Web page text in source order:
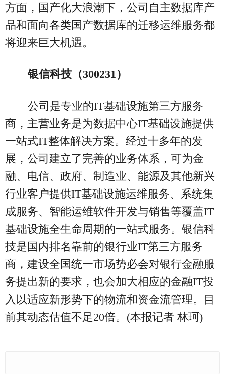
方面，国产化大浪潮下，公司自主数据库产
品和面向各类国产数据库的迁移运维服务都
将迎来巨大机遇。
银信科技（300231）
公司是专业的IT基础设施第三方服务
商，主营业务是为数据中心IT基础设施提供
一站式IT整体解决方案。经过十多年的发
展，公司建立了完善的业务体系，可为金
融、电信、政府、制造业、能源及其他新兴
行业客户提供IT基础设施运维服务、系统集
成服务、智能运维软件开发与销售等覆盖IT
基础设施全生命周期的一站式服务。银信科
技是国内排名靠前的银行业IT第三方服务
商，建设全国统一市场势必会对银行金融服
务提出新的要求，也会加大相应的金融IT投
入以适应新形势下的物流和资金流管理。目
前其动态估值不足20倍。(本报记者 林珂)